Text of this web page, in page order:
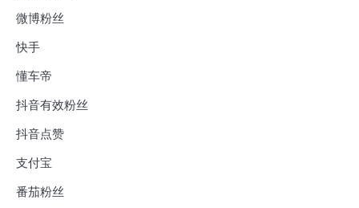
微博粉丝
快手
懂车帝
抖音有效粉丝
抖音点赞
支付宝
番茄粉丝